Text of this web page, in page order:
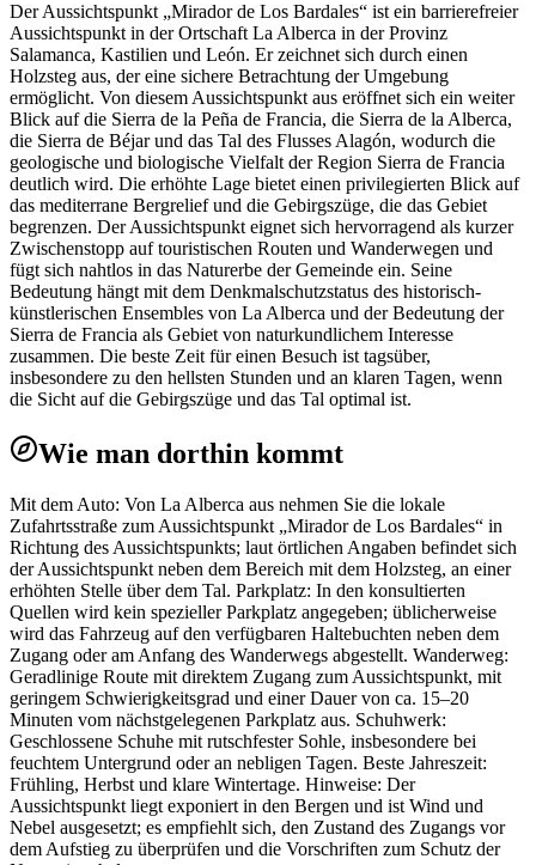
Der Aussichtspunkt „Mirador de Los Bardales“ ist ein barrierefreier
Aussichtspunkt in der Ortschaft La Alberca in der Provinz
Salamanca, Kastilien und León. Er zeichnet sich durch einen
Holzsteg aus, der eine sichere Betrachtung der Umgebung
ermöglicht. Von diesem Aussichtspunkt aus eröffnet sich ein weiter
Blick auf die Sierra de la Peña de Francia, die Sierra de la Alberca,
die Sierra de Béjar und das Tal des Flusses Alagón, wodurch die
geologische und biologische Vielfalt der Region Sierra de Francia
deutlich wird. Die erhöhte Lage bietet einen privilegierten Blick auf
das mediterrane Bergrelief und die Gebirgszüge, die das Gebiet
begrenzen. Der Aussichtspunkt eignet sich hervorragend als kurzer
Zwischenstopp auf touristischen Routen und Wanderwegen und
fügt sich nahtlos in das Naturerbe der Gemeinde ein. Seine
Bedeutung hängt mit dem Denkmalschutzstatus des historisch-
künstlerischen Ensembles von La Alberca und der Bedeutung der
Sierra de Francia als Gebiet von naturkundlichem Interesse
zusammen. Die beste Zeit für einen Besuch ist tagsüber,
insbesondere zu den hellsten Stunden und an klaren Tagen, wenn
die Sicht auf die Gebirgszüge und das Tal optimal ist.
Wie man dorthin kommt
Mit dem Auto: Von La Alberca aus nehmen Sie die lokale
Zufahrtsstraße zum Aussichtspunkt „Mirador de Los Bardales“ in
Richtung des Aussichtspunkts; laut örtlichen Angaben befindet sich
der Aussichtspunkt neben dem Bereich mit dem Holzsteg, an einer
erhöhten Stelle über dem Tal. Parkplatz: In den konsultierten
Quellen wird kein spezieller Parkplatz angegeben; üblicherweise
wird das Fahrzeug auf den verfügbaren Haltebuchten neben dem
Zugang oder am Anfang des Wanderwegs abgestellt. Wanderweg:
Geradlinige Route mit direktem Zugang zum Aussichtspunkt, mit
geringem Schwierigkeitsgrad und einer Dauer von ca. 15–20
Minuten vom nächstgelegenen Parkplatz aus. Schuhwerk:
Geschlossene Schuhe mit rutschfester Sohle, insbesondere bei
feuchtem Untergrund oder an nebligen Tagen. Beste Jahreszeit:
Frühling, Herbst und klare Wintertage. Hinweise: Der
Aussichtspunkt liegt exponiert in den Bergen und ist Wind und
Nebel ausgesetzt; es empfiehlt sich, den Zustand des Zugangs vor
dem Aufstieg zu überprüfen und die Vorschriften zum Schutz der